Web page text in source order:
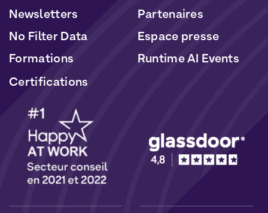
Newsletters
No Filter Data
Formations
Partenaires
Espace presse
Runtime AI Events
Certifications